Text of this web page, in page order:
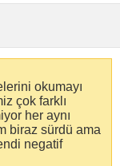
okumayı
çok farklı
her aynı
biraz sürdü ama
negatif